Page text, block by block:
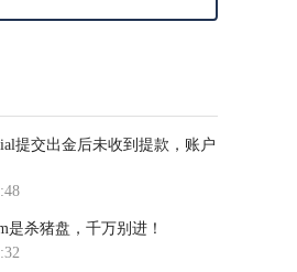
提交出金后未收到提款，账户
是杀猪盘，千万别进！